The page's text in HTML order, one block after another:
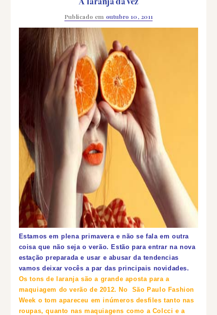
Publicado em outubro 10, 2011
Estamos em plena primavera e não se fala em outra
coisa que não seja o verão. Estão para entrar na nova
estação preparada e usar e abusar da tendencias
vamos deixar vocês a par das principais novidades.
Os tons de laranja são a grande aposta para a
maquiagem do verão de 2012.No São Paulo Fashion
Week o tom apareceu em inúmeros desfiles tanto nas
roupas, quanto nas maquiagens como a Colcci e a